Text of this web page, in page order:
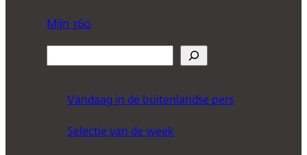
Mijn 360
Vandaag in de buitenlandse pers
Selectie van de week